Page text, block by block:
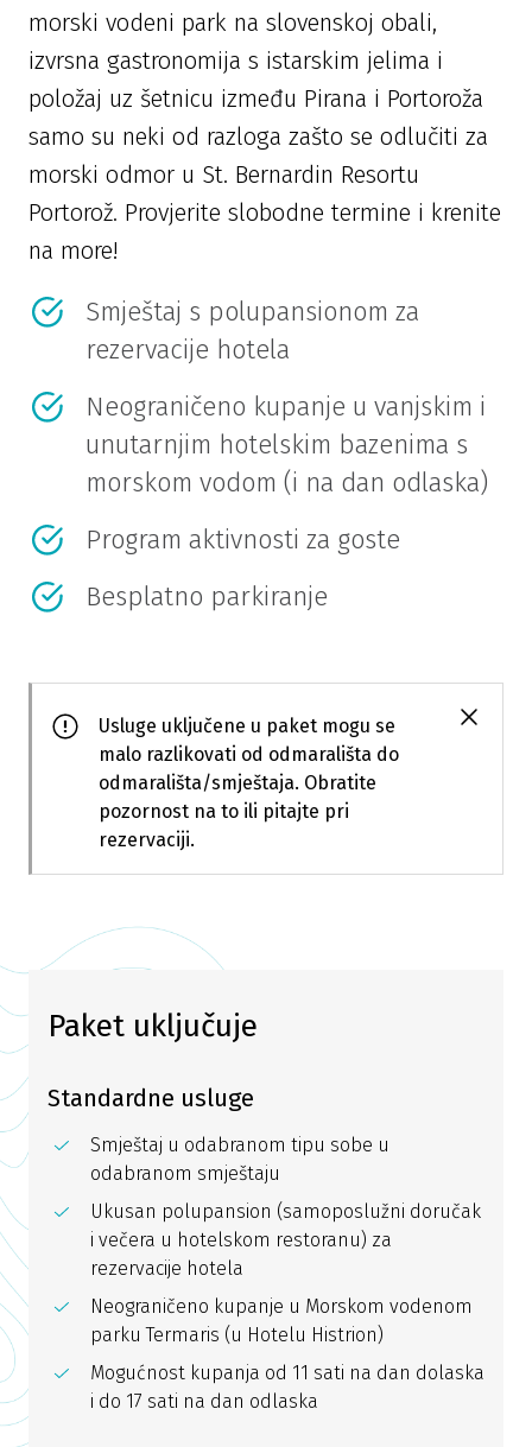
morski vodeni park na slovenskoj obali,
izvrsna gastronomija s istarskim jelima i
položaj uz šetnicu između Pirana i Portoroža
samo su neki od razloga zašto se odlučiti za
morski odmor u St. Bernardin Resortu
Portorož. Provjerite slobodne termine i krenite
na more!
Smještaj s polupansionom za
rezervacije hotela
Neograničeno kupanje u vanjskim i
unutarnjim hotelskim bazenima s
morskom vodom (i na dan odlaska)
Program aktivnosti za goste
Besplatno parkiranje
Usluge uključene u paket mogu se
malo razlikovati od odmarališta do
odmarališta/smještaja. Obratite
pozornost na to ili pitajte pri
rezervaciji.
Paket uključuje
Standardne usluge
Smještaj u odabranom tipu sobe u
odabranom smještaju
Ukusan polupansion (samoposlužni doručak
i večera u hotelskom restoranu) za
rezervacije hotela
Neograničeno kupanje u Morskom vodenom
parku Termaris (u Hotelu Histrion)
Mogućnost kupanja od 11 sati na dan dolaska
i do 17 sati na dan odlaska